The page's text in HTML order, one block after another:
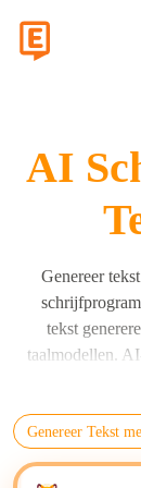
AI
Genereer
tekst
taalmodellen.
documenten
Gemini. AI-
basis van
Genereer Tekst